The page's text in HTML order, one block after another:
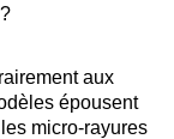
?
aux
épousent
micro-rayures